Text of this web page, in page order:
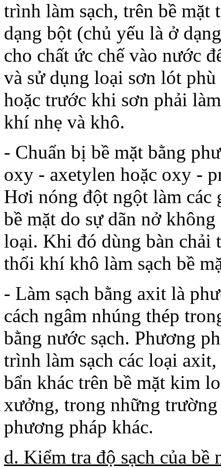
trình làm sạch, trên bề
dạng bột (chủ yếu là ở
cho chất ức chế vào nước
và sử dụng loại sơn lót
hoặc trước khi sơn phải
khí nhẹ và khô.
- Chuẩn bị bề mặt bằng
oxy - axetylen hoặc oxy -
Hơi nóng đột ngột làm
bề mặt do sự dãn nở
loại. Khi đó dùng bàn chải
thổi khí khô làm sạch bề
- Làm sạch bằng axit là
cách ngâm nhúng thép
bằng nước sạch. Phương
trình làm sạch các loại
bẩn khác trên bề mặt kim
xưởng, trong những
phương pháp khác.
d. Kiểm tra độ sạch của bề